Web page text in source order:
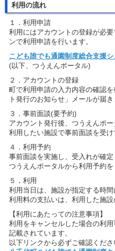
利用の流れ
１．利用申請
利用にはアカウントの登録が必
ンで利用申請を行います。
こども誰でも通園制度総合支援
(以下、つうえんポータル)
２．アカウントの登録
町で利用申請の入力内容の確認
ト発行のお知らせ」メールが届き
３．事前面談(要予約)
アカウント発行後、つうえんポ
利用したい施設で事前面談を受け
４．利用予約
事前面談を実施し、受入れが確定
つうえんポータルから利用予約を
５．利用
利用当日は、施設が指定する時間
利用料の支払いは、利用した施設
【利用にあたっての注意事項】
利用をキャンセルした場合の利
記載されています。
以下リンクから必ずご確認くださ